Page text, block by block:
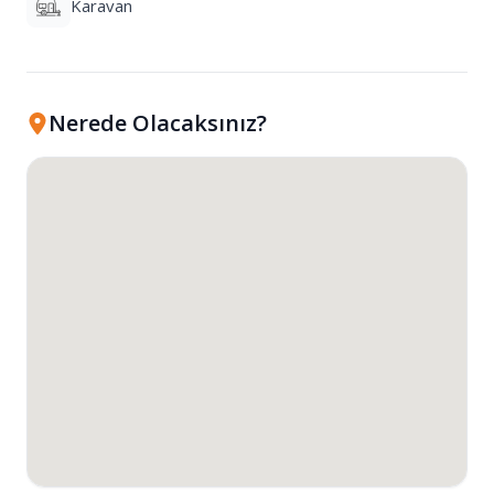
herhangi bir konaklama tesisi bulunmamaktadır,
seçenekleri mevcuttur. Gölet, özellikle kamp yapmak
isteyenler için de uygun bir yerdir. Göletin etrafında
belirlenmiş kamp alanları bulunmaktadır ve bu
alanlarda çadır kurmak serbesttir. Ancak, kamp
Google Yorumlarına Göre Öne Çıkanlar
Karavan
Nerede Olacaksınız?